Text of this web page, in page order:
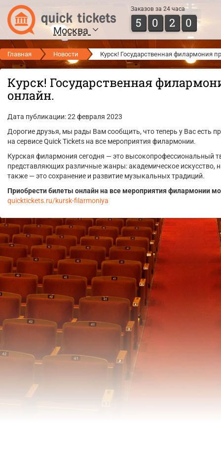
Москва
Заказов за 24 часа
5 0 2 0
Главная Новости Курск! Государственная филармония
Курск! Государственная
онлайн.
Дата публикации: 22 февраля 2023
Дорогие друзья, мы рады Вам сообщить, что теперь у Вас есть
на сервисе Quick Tickets на все мероприятия филармонии.
Курская филармония сегодня — это высокопрофессиональный
представляющих различные жанры: академическое искусство,
также — это сохранение и развитие музыкальных традиций.
Приобрести билеты онлайн на все мероприятия филармонии
quicktickets.ru/kursk-filarmoniya